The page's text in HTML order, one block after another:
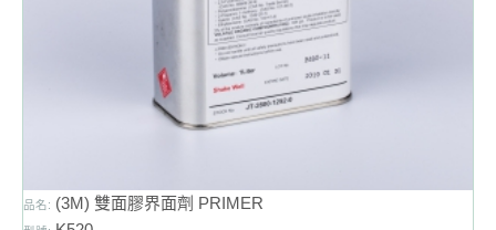
品名: (3M) 雙面膠界面劑 PRIMER